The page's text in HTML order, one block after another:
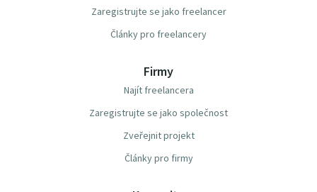
Zaregistrujte se jako freelancer
Články pro freelancery
Firmy
Najít freelancera
Zaregistrujte se jako společnost
Zveřejnit projekt
Články pro firmy